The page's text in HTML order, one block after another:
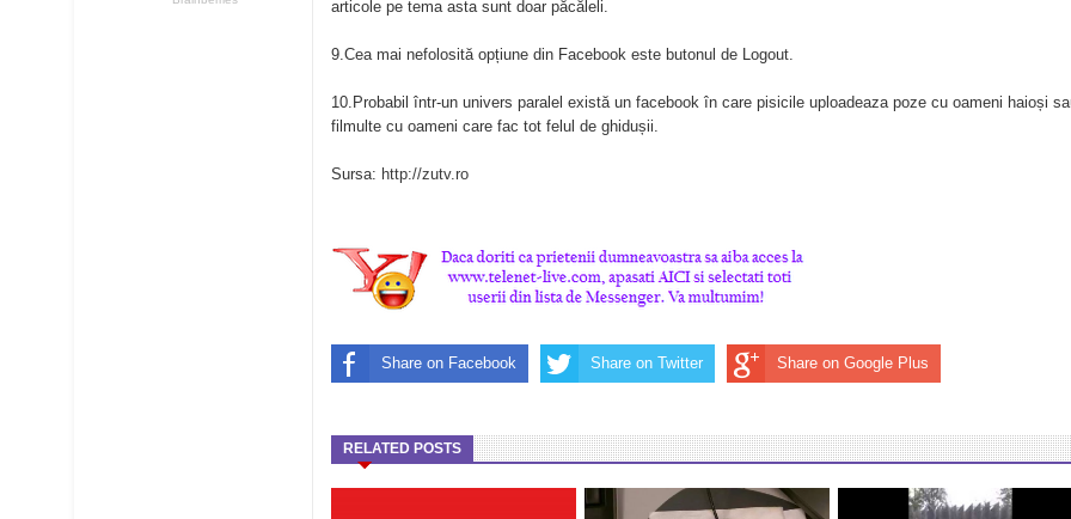
articole pe tema asta sunt doar păcăleli.
9.Cea mai nefolosită opțiune din Facebook este butonul de Logout.
10.Probabil într-un univers paralel există un facebook în care pisicile uploadeaza poze cu oameni haioși
filmulte cu oameni care fac tot felul de ghidușii.
Sursa: http://zutv.ro
Share on Facebook Share on Twitter Share on Google Plus
RELATED POSTS